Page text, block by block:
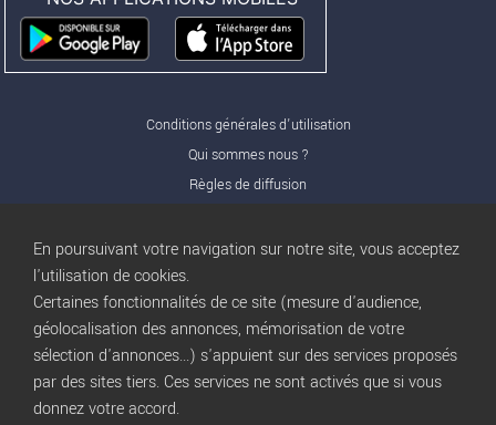
Conditions générales d'utilisation
Qui sommes nous ?
Règles de diffusion
Nos offres Pro
Publicité
Conditions d’Utilisation
Privacy Policy
Blogtrocbuy
En poursuivant votre navigation sur notre site, vous acceptez
l'utilisation de cookies.
Certaines fonctionnalités de ce site (mesure d'audience,
géolocalisation des annonces, mémorisation de votre
sélection d'annonces...) s'appuient sur des services proposés
par des sites tiers. Ces services ne sont activés que si vous
donnez votre accord.